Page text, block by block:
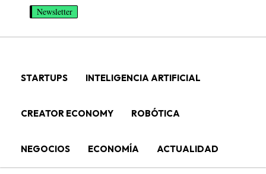
Newsletter
STARTUPS INTELIGENCIA ARTIFICIAL
CREATOR ECONOMY ROBÓTICA
NEGOCIOS ECONOMÍA ACTUALIDAD